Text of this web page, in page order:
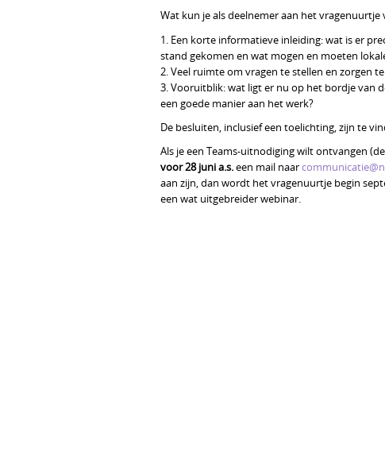
Wat kun je als deelnemer aan het vragenuurtje
1. Een korte informatieve inleiding: wat is er
stand gekomen en wat mogen en moeten
2. Veel ruimte om vragen te stellen en zorgen te
3. Vooruitblik: wat ligt er nu op het bordje van
een goede manier aan het werk?
De besluiten, inclusief een toelichting, zijn te
Als je een Teams-uitnodiging wilt ontvangen
voor 28 juni a.s.een mail naar
aan zijn, dan wordt het vragenuurtje begin
een wat uitgebreider webinar.